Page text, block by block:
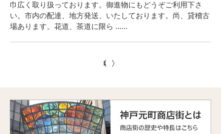
巾広く取り扱っております。御進物にもどうぞご利用下さ
い。市内の配達、地方発送、いたしております。尚、貸稽古
場あります。花道、茶道に限ら ......
1